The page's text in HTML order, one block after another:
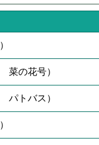
菜の花号）
パトバス）